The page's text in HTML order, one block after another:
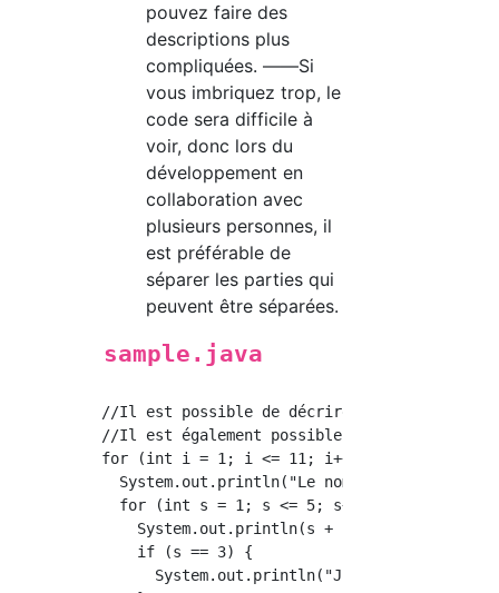
pouvez faire des
descriptions plus
compliquées. ――Si
vous imbriquez trop, le
code sera difficile à
voir, donc lors du
développement en
collaboration avec
plusieurs personnes, il
est préférable de
séparer les parties qui
peuvent être séparées.
sample.java
//Il est possible de décrire comme une
//Il est également possible de combiner
for (int i = 1; i <= 11; i++) {
System.out.println("Le nombre uniforme
  for (int s = 1; s <= 5; s++) {
System.out.println(s + "J'ai frappé le
    if (s == 3) {
System.out.println("J'ai décidé de